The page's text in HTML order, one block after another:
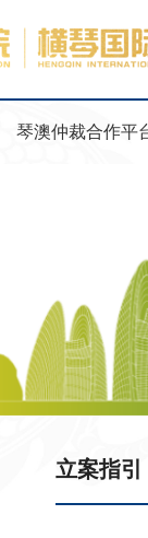
琴澳仲裁合作平
立案指引